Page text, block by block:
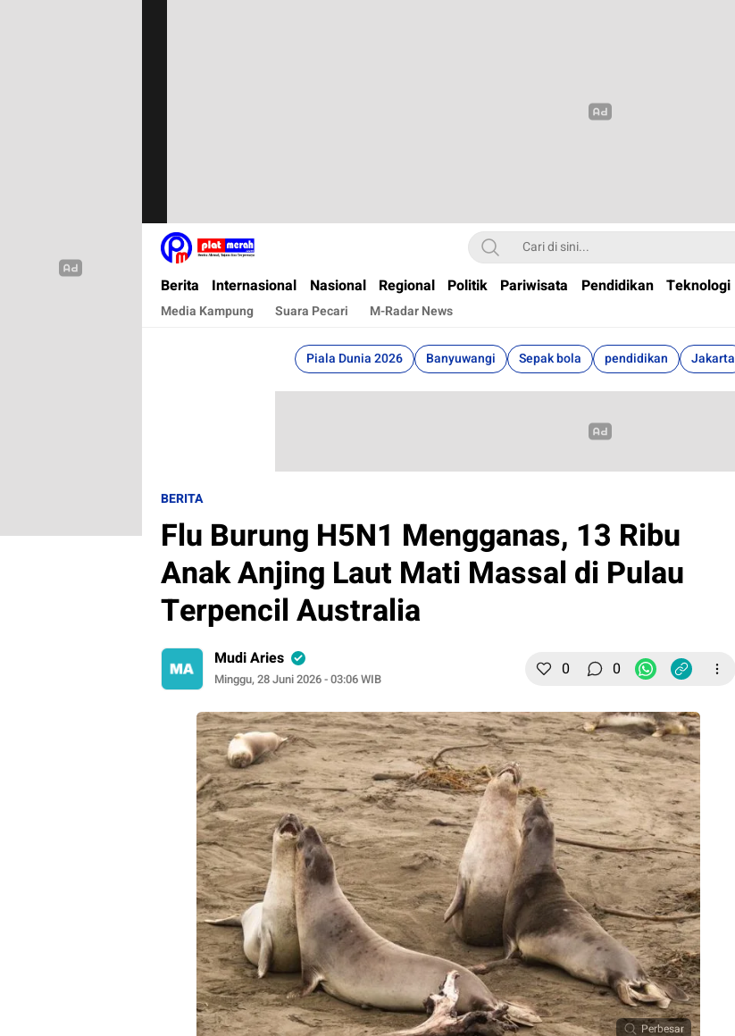
Plat Merah
Berita Terkini, Akurat, Terpercaya Dan Cepat
Berita Internasional Nasional Regional Politik Pariwisata Pendidikan Teknologi
Media Kampung Suara Pecari M-Radar News
Piala Dunia 2026 Banyuwangi Sepak bola pendidikan Jakarta
BERITA
Flu Burung H5N1 Mengganas, 13 Ribu
Anak Anjing Laut Mati Massal di Pulau
Terpencil Australia
Mudi Aries
Minggu, 28 Juni 2026 - 03:06 WIB 0 0
Perbesar